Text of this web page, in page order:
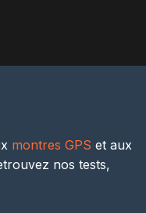
montres GPS et aux
nos tests,